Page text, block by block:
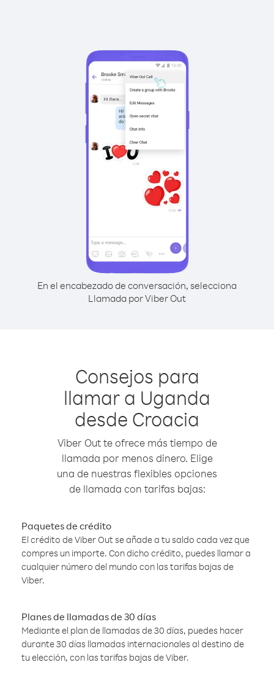
En el encabezado de conversación, selecciona
Llamada por Viber Out
Consejos para
llamar a Uganda
desde Croacia
Viber Out te ofrece más tiempo de
llamada por menos dinero. Elige
una de nuestras flexibles opciones
de llamada con tarifas bajas:
Paquetes de crédito
El crédito de Viber Out se añade a tu saldo cada vez que
compres un importe. Con dicho crédito, puedes llamar a
cualquier número del mundo con las tarifas bajas de
Viber.
Planes de llamadas de 30 días
Mediante el plan de llamadas de 30 días, puedes hacer
durante 30 días llamadas internacionales al destino de
tu elección, con las tarifas bajas de Viber.